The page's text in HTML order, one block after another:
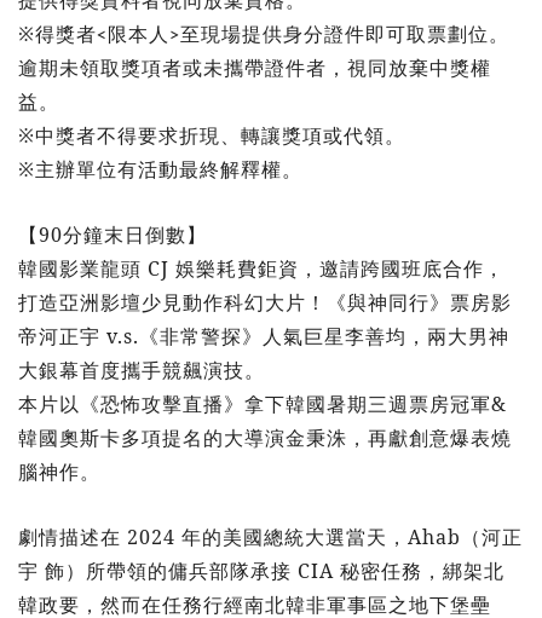
※得獎者<限本人 >至現場提供身分證件即可取票劃位。
逾期未領取獎項者或未攜帶證件者，視同放棄中獎權
益。
※中獎者不得要求折現、轉讓獎項或代領。
※主辦單位有活動最終解釋權。
【90分鐘末日倒數】
韓國影業龍頭 CJ 娛樂耗費鉅資，邀請跨國班底合作，
打造亞洲影壇少見動作科幻大片！《與神同行》票房影
帝河正宇 v.s.《非常警探》人氣巨星李善均，兩大男神
大銀幕首度攜手競飆演技。
本片以《恐怖攻擊直播》拿下韓國暑期三週票房冠軍&
韓國奧斯卡多項提名的大導演金秉洙，再獻創意爆表燒
腦神作。
劇情描述在 2024 年的美國總統大選當天，Ahab（河正
宇 飾）所帶領的傭兵部隊承接 CIA 秘密任務，綁架北
韓政要，然而在任務行經南北韓非軍事區之地下堡壘